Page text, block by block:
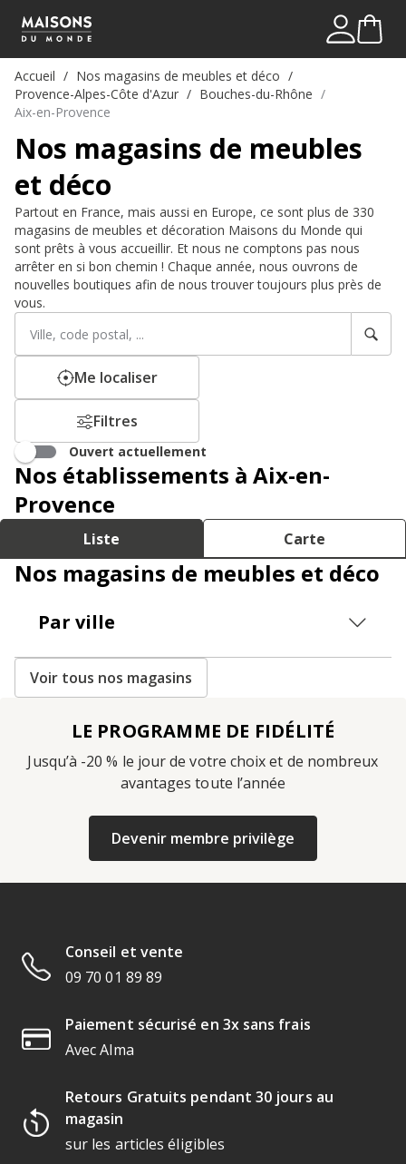
Mon
Me
Accueil
Nos magasins de meubles et déco
Provence-Alpes-Côte d'Azur
Bouches-du-Rhône
Aix-en-Provence
Nos magasins de meubles
et déco
Partout en France, mais aussi en Europe, ce sont plus de 330
magasins de meubles et décoration Maisons du Monde qui
sont prêts à vous accueillir. Et nous ne comptons pas nous
arrêter en si bon chemin ! Chaque année, nous ouvrons de
nouvelles boutiques afin de nous trouver toujours plus près de
vous.
Rechercher
établissement
Veuillez
renseigner
adresse
Me localiser
Filtres
Ouvert actuellement
Nos établissements à Aix-en-
Provence
Liste Carte
Nos magasins de meubles et déco
Par ville
Voir tous nos magasins
LE PROGRAMME DE FIDÉLITÉ
Jusqu’à -20 % le jour de votre choix et de nombreux
avantages toute l’année
Devenir membre privilège
Conseil et vente
09 70 01 89 89
Paiement sécurisé en 3x sans frais
Avec Alma
Retours Gratuits pendant 30 jours au
magasin
sur les articles éligibles